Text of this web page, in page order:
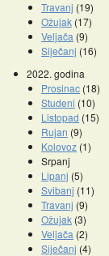
Travanj (19)
Ožujak (17)
Veljača (9)
Siječanj (16)
2022. godina
Prosinac (18)
Studeni (10)
Listopad (15)
Rujan (9)
Kolovoz (1)
Srpanj
Lipanj (5)
Svibanj (11)
Travanj (9)
Ožujak (3)
Veljača (2)
Siječanj (4)